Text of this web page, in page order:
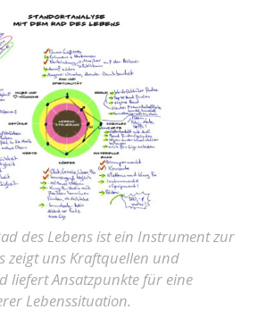
des Lebens ist ein Instrument zur
zeigt uns Kraftquellen und
liefert Ansatzpunkte für eine
Lebenssituation.